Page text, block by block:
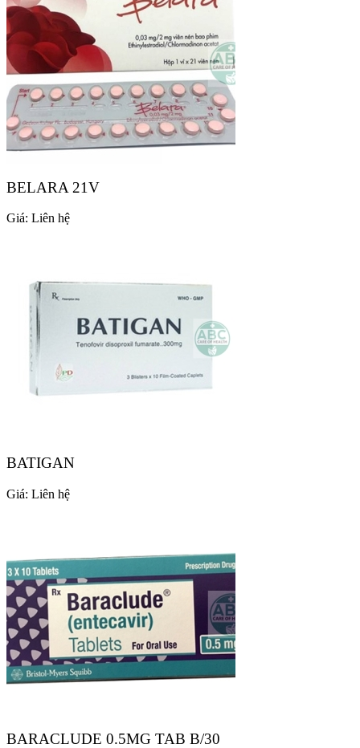
BELARA 21V
Giá: Liên hệ
BATIGAN
Giá: Liên hệ
BARACLUDE 0.5MG TAB B/30